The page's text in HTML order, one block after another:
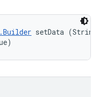
setData